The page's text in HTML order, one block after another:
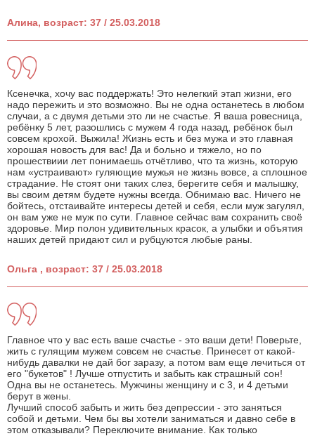
Алина, возраст: 37 / 25.03.2018
Ксенечка, хочу вас поддержать! Это нелегкий этап жизни, его
надо пережить и это возможно. Вы не одна останетесь в любом
случаи, а с двумя детьми это ли не счастье. Я ваша ровесница,
ребёнку 5 лет, разошлись с мужем 4 года назад, ребёнок был
совсем крохой. Выжила! Жизнь есть и без мужа и это главная
хорошая новость для вас! Да и больно и тяжело, но по
прошествиии лет понимаешь отчётливо, что та жизнь, которую
нам «устраивают» гуляющие мужья не жизнь вовсе, а сплошное
страдание. Не стоят они таких слез, берегите себя и малышку,
вы своим детям будете нужны всегда. Обнимаю вас. Ничего не
бойтесь, отстаивайте интересы детей и себя, если муж загулял,
он вам уже не муж по сути. Главное сейчас вам сохранить своё
здоровье. Мир полон удивительных красок, а улыбки и объятия
наших детей придают сил и рубцуются любые раны.
Ольга , возраст: 37 / 25.03.2018
Главное что у вас есть ваше счастье - это ваши дети! Поверьте,
жить с гулящим мужем совсем не счастье. Принесет от какой-
нибудь давалки не дай бог заразу, а потом вам еще лечиться от
его "букетов" ! Лучше отпустить и забыть как страшный сон!
Одна вы не останетесь. Мужчины женщину и с 3, и 4 детьми
берут в жены.
Лучший способ забыть и жить без депрессии - это заняться
собой и детьми. Чем бы вы хотели заниматься и давно себе в
этом отказывали? Переключите внимание. Как только